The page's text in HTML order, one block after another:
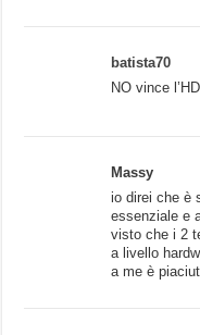
batista70
NO vince
Massy
io direi che è
essenziale e
visto che i 2
a livello
a me è